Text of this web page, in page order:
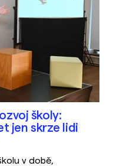
školy:
jen skrze lidi
v době,